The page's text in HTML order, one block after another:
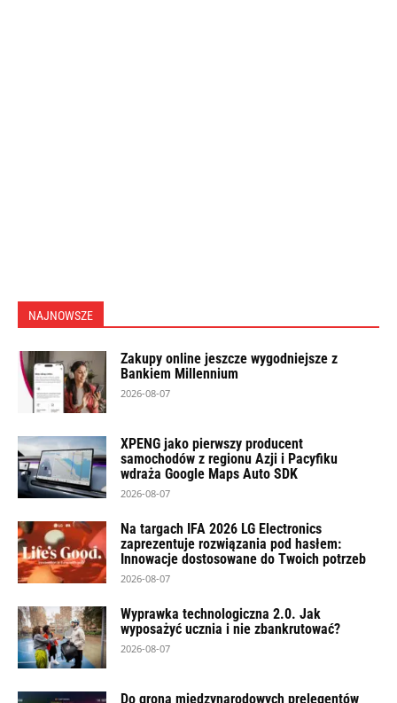
NAJNOWSZE
Zakupy online jeszcze wygodniejsze z
Bankiem Millennium
2026-08-07
XPENG jako pierwszy producent
samochodów z regionu Azji i Pacyfiku
wdraża Google Maps Auto SDK
2026-08-07
Na targach IFA 2026 LG Electronics
zaprezentuje rozwiązania pod hasłem:
Innowacje dostosowane do Twoich potrzeb
2026-08-07
Wyprawka technologiczna 2.0. Jak
wyposażyć ucznia i nie zbankrutować?
2026-08-07
Do grona międzynarodowych prelegentów